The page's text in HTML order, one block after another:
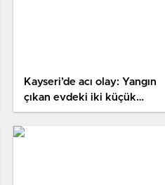
Kayseri’de acı olay: Yangın
çıkan evdeki iki küçük
kardeş öldü